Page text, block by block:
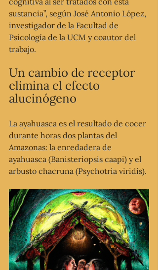
sustancia”, según José Antonio López,
investigador de la Facultad de
Psicología de la UCM y coautor del
trabajo.
Un cambio de receptor
elimina el efecto
alucinógeno
La ayahuasca es el resultado de cocer
durante horas dos plantas del
Amazonas: la enredadera de
ayahuasca (Banisteriopsis caapi) y el
arbusto chacruna (Psychotria viridis).